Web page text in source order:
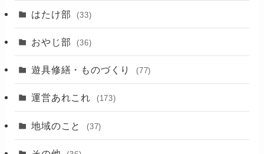
(3)
はたけ部 (33)
おやじ部 (36)
遊具修繕・ものづくり (77)
運営あれこれ (173)
地域のこと (37)